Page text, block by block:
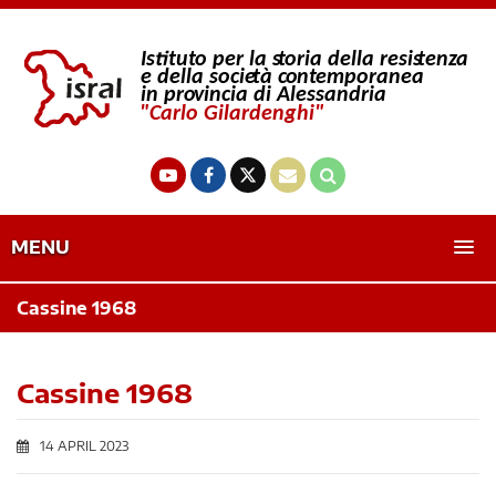
MENU
Cassine 1968
Cassine 1968
14 APRIL 2023